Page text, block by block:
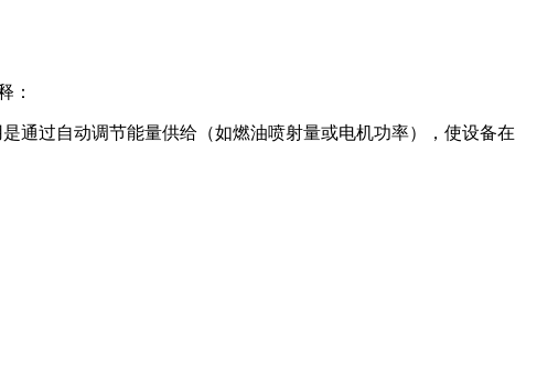
：
通过自动调节能量供给（如燃油喷射量或电机功率），使设备在